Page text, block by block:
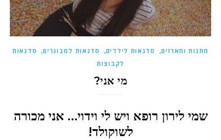
מתנות ומארזים, סדנאות לילדים, סדנאות למבוגרים,
סדנאות
לקבוצות
מי אני?
שמי לירון רופא ויש לי וידוי… אני מכורה
לשוקולד!